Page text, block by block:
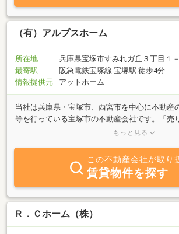
（有）アルプスホーム
所在地
兵庫県宝塚市すみれガ丘３丁目１
最寄駅
阪急電鉄宝塚線 宝塚駅 徒歩4分
情報提供元
アットホーム
当社は兵庫県・宝塚市、西宮市を中心に不動産
等を行っている宝塚市の不動産会社です。「売
い」「借りたい」御希望の方、不動産に関する
たスピーディーな対応を心がけております。宝
市の不動産情報は、宝塚市の不動産会社・アル
もっと見る
この不動産会社が取り
賃貸物件を探す
Ｒ．Ｃホーム（株）